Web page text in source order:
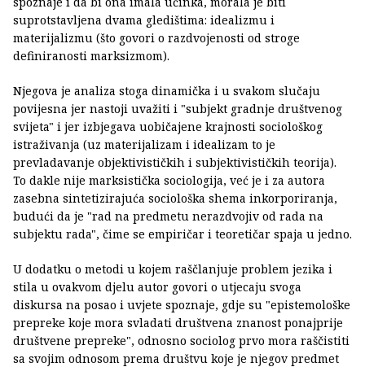
suprotstavljena dvama gledištima: idealizmu i
materijalizmu (što govori o razdvojenosti od stroge
definiranosti marksizmom).
Njegova je analiza stoga dinamička i u svakom slučaju
povijesna jer nastoji uvažiti i "subjekt gradnje društvenog
svijeta" i jer izbjegava uobičajene krajnosti sociološkog
istraživanja (uz materijalizam i idealizam to je
prevladavanje objektivističkih i subjektivističkih teorija).
To dakle nije marksistička sociologija, već je i za autora
zasebna sintetizirajuća sociološka shema inkorporiranja,
budući da je "rad na predmetu nerazdvojiv od rada na
subjektu rada", čime se empiričar i teoretičar spaja u jedno.
U dodatku o metodi u kojem raščlanjuje problem jezika i
stila u ovakvom djelu autor govori o utjecaju svoga
diskursa na posao i uvjete spoznaje, gdje su "epistemološke
prepreke koje mora svladati društvena znanost ponajprije
društvene prepreke", odnosno sociolog prvo mora raščistiti
sa svojim odnosom prema društvu koje je njegov predmet